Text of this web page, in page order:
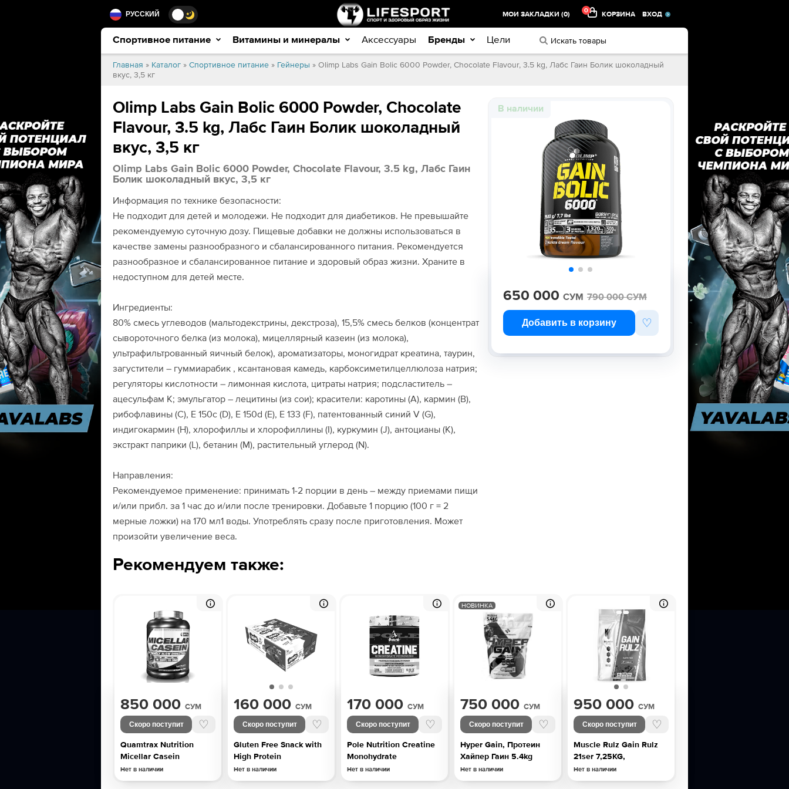
РУССКИЙ МОИ ЗАКЛАДКИ (0) 0 КОРЗИНА ВХОД
Спортивное питание Витамины и минералы Аксессуары Бренды Цели
Главная » Каталог » Спортивное питание » Гейнеры » Olimp Labs Gain Bolic 6000 Powder, Chocolate Flavour, 3.5 kg, Лабс Гаин Болик шоколадный
вкус, 3,5 кг
Olimp Labs Gain Bolic 6000 Powder, Chocolate
Flavour, 3.5 kg, Лабс Гаин Болик шоколадный
вкус, 3,5 кг
Olimp Labs Gain Bolic 6000 Powder, Chocolate Flavour, 3.5 kg, Лабс Гаин
Болик шоколадный вкус, 3,5 кг
Информация по технике безопасности:
Не подходит для детей и молодежи. Не подходит для диабетиков. Не превышайте
рекомендуемую суточную дозу. Пищевые добавки не должны использоваться в
качестве замены разнообразного и сбалансированного питания. Рекомендуется
разнообразное и сбалансированное питание и здоровый образ жизни. Храните в
недоступном для детей месте.
Ингредиенты:
80% смесь углеводов (мальтодекстрины, декстроза), 15,5% смесь белков (концентрат
сывороточного белка (из молока), мицеллярный казеин (из молока),
ультрафильтрованный яичный белок), ароматизаторы, моногидрат креатина, таурин,
загустители – гуммиарабик , ксантановая камедь, карбоксиметилцеллюлоза натрия;
регуляторы кислотности – лимонная кислота, цитраты натрия; подсластитель –
ацесульфам К; эмульгатор – лецитины (из сои); красители: каротины (A), кармин (B),
рибофлавины (C), E 150c (D), E 150d (E), E 133 (F), патентованный синий V (G),
индигокармин (H), хлорофиллы и хлорофиллины (I), куркумин (J), антоцианы (K),
экстракт паприки (L), бетанин (M), растительный углерод (N).
Направления:
Рекомендуемое применение: принимать 1-2 порции в день – между приемами пищи
и/или прибл. за 1 час до и/или после тренировки. Добавьте 1 порцию (100 г = 2
мерные ложки) на 170 мл1 воды. Употреблять сразу после приготовления. Может
произойти увеличение веса.
В наличии
650 000 СУМ 790 000СУМ
Добавить в корзину ♡
Рекомендуем также:
850 000 СУМ
Скоро поступит ♡
Quamtrax Nutrition
Micellar Casein
Нет в наличии
160 000 СУМ
Скоро поступит ♡
Gluten Free Snack with
High Protein
Нет в наличии
170 000 СУМ
Скоро поступит ♡
Pole Nutrition Creatine
Monohydrate
Нет в наличии
НОВИНКА
750 000 СУМ
Скоро поступит ♡
Hyper Gain, Протеин
Хайпер Гаин 5.4kg
Нет в наличии
950 000 СУМ
Скоро поступит ♡
Muscle Rulz Gain Rulz
21ser 7,25KG,
Нет в наличии